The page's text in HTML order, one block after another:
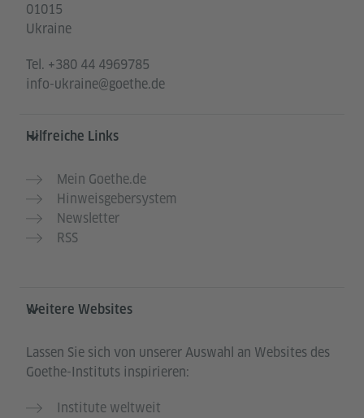
01015
Ukraine
Tel. +380 44 4969785
info-ukraine@goethe.de
Hilfreiche Links
Mein Goethe.de
Hinweisgebersystem
Newsletter
RSS
Weitere Websites
Lassen Sie sich von unserer Auswahl an Websites des
Goethe-Instituts inspirieren:
Institute weltweit